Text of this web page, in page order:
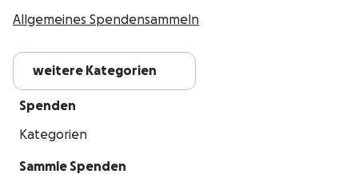
Allgemeines Spendensammeln
weitere Kategorien
Spenden
Kategorien
Sammle Spenden